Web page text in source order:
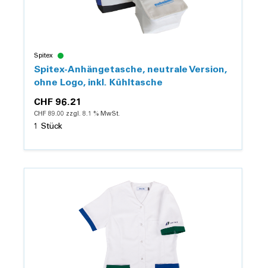
Spitex
Spitex-Anhängetasche, neutrale Version,
ohne Logo, inkl. Kühltasche
CHF 96.21
CHF 89.00 zzgl. 8.1 % MwSt.
1 Stück
Details